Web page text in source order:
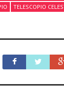
TELESCOPIO